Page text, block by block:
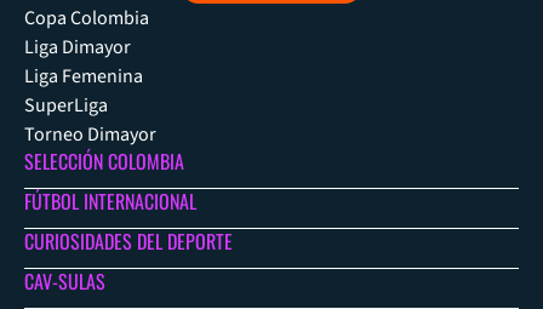
Copa Colombia
Liga Dimayor
Liga Femenina
SuperLiga
Torneo Dimayor
SELECCIÓN COLOMBIA
FÚTBOL INTERNACIONAL
CURIOSIDADES DEL DEPORTE
CAV-SULAS